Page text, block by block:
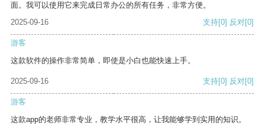
面。我可以使用它来完成日常办公的所有任务，非常方便。
2025-09-16
支持[0] 反对[0]
游客
这款软件的操作非常简单，即使是小白也能快速上手。
2025-09-16 支持[0] 反对[0]
游客
这款app的老师非常专业，教学水平很高，让我能够学到实用的知识。